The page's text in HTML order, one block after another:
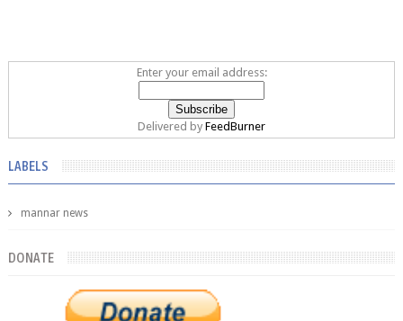
Enter your email address:
Delivered by FeedBurner
LABELS
mannar news
DONATE